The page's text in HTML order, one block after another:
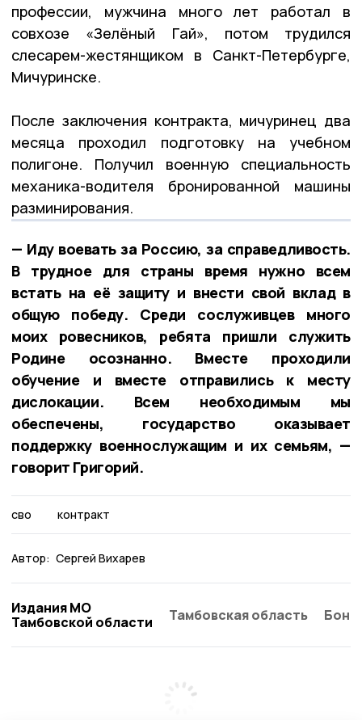
профессии, мужчина много лет работал в
совхозе «Зелёный Гай», потом трудился
слесарем-жестянщиком в Санкт-Петербурге,
Мичуринске.
После заключения контракта, мичуринец два
месяца проходил подготовку на учебном
полигоне. Получил военную специальность
механика-водителя бронированной машины
разминирования.
— Иду воевать за Россию, за справедливость.
В трудное для страны время нужно всем
встать на её защиту и внести свой вклад в
общую победу. Среди сослуживцев много
моих ровесников, ребята пришли служить
Родине осознанно. Вместе проходили
обучение и вместе отправились к месту
дислокации. Всем необходимым мы
обеспечены, государство оказывает
поддержку военнослужащим и их семьям, —
говорит Григорий.
сво контракт
Автор: Сергей Вихарев
Издания МО
Тамбовской области
Тамбовская область